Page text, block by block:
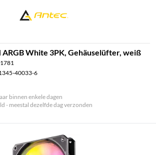
ARGB White 3PK, Gehäuselüfter, weiß
40033-6
binnen enkele dagen
- meestal dezelfde dag verzonden